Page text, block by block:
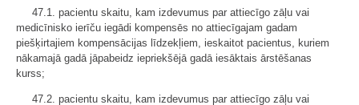
47.1. pacientu skaitu, kam izdevumus par attiecīgo zāļu vai
medicīnisko ierīču iegādi kompensēs no attiecīgajam gadam
piešķirtajiem kompensācijas līdzekļiem, ieskaitot pacientus, kuriem
nākamajā gadā jāpabeidz iepriekšējā gadā iesāktais ārstēšanas
kurss;
47.2. pacientu skaitu, kam izdevumus par attiecīgo zāļu vai